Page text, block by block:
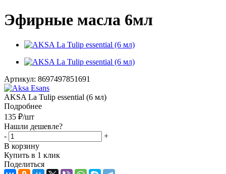
Эфирные масла 6мл
Артикул: 8697497851691
AKSA La Tulip essential (6 мл)
Подробнее
135 ₽/шт
Нашли дешевле?
-
+
В корзину
Купить в 1 клик
Поделиться